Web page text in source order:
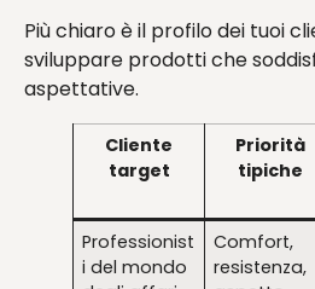
Più chiaro è il profilo dei tuoi
sviluppare prodotti che
aspettative.
Cliente
target
Priorità
tipiche
Professionist
i del mondo
Comfort,
resistenza,